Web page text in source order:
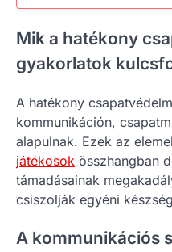
Mik a hatékony
gyakorlatok
A hatékony
kommunikáción,
alapulnak. Ezek az
játékosok összhangban
támadásainak
csiszolják egyéni
A kommunikációs